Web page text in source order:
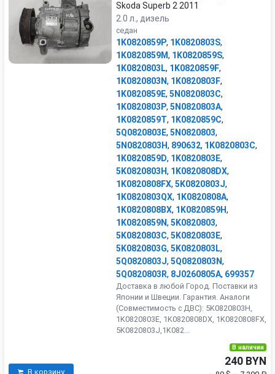
Skoda Superb 2 2011
2.0 л., дизель
седан
1K0820859P, 1K0820803S,
1K0820859M, 1K0820859S,
1K0820803L, 1K0820859F,
1K0820803N, 1K0820803F,
1K0820859E, 5N0820803C,
1K0820803P, 5N0820803A,
1K0820859T, 1K0820859C,
5Q0820803E, 5N0820803,
5N0820803H, 890632, 1K0820803C,
1K0820859D, 1K0820803E,
5K0820803H, 1K0820808DX,
1K0820808FX, 5K0820803J,
1K0820803QX, 1K0820808A,
1K0820808BX, 1K0820859H,
1K0820859N, 5K0820803,
5K0820803C, 5K0820803E,
5K0820803G, 5K0820803L,
5Q0820803J, 5Q0820803N,
5Q0820803R, 8J0260805A, 699357
Доставка в любой Город. Поставки из
Японии и Швеции. Гарантия. Аналоги
(Совместимость с ДВС): 5K0820803H,
1K0820803E, 1K0820808DX, 1K0820808FX,
5K0820803J,1K082...
В корзину
В наличии
240 BYN